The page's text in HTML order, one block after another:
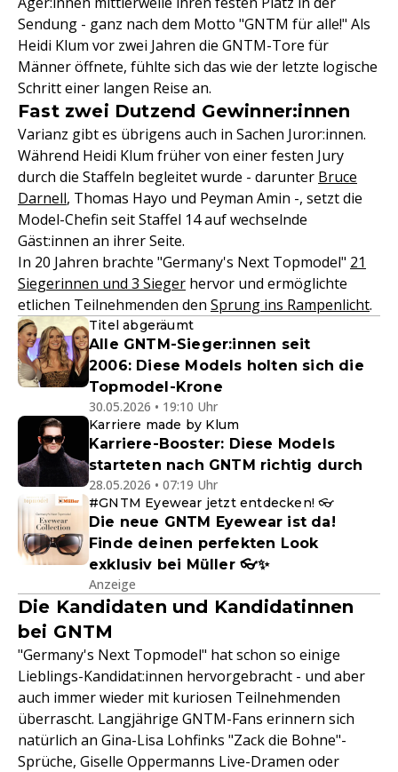
Sendung - ganz nach dem Motto "GNTM für alle!" Als
Heidi Klum vor zwei Jahren die GNTM-Tore für
Männer öffnete, fühlte sich das wie der letzte logische
Schritt einer langen Reise an.
Fast zwei Dutzend Gewinner:innen
Varianz gibt es übrigens auch in Sachen Juror:innen.
Während Heidi Klum früher von einer festen Jury
durch die Staffeln begleitet wurde - darunter Bruce
Darnell, Thomas Hayo und Peyman Amin -, setzt die
Model-Chefin seit Staffel 14 auf wechselnde
Gäst:innen an ihrer Seite.
In 20 Jahren brachte "Germany's Next Topmodel" 21
Siegerinnen und 3 Sieger hervor und ermöglichte
etlichen Teilnehmenden den Sprung ins Rampenlicht.
Titel abgeräumt
Alle GNTM-Sieger:innen seit
2006: Diese Models holten sich die
Topmodel-Krone
30.05.2026 • 19:10 Uhr
Karriere made by Klum
Karriere-Booster: Diese Models
starteten nach GNTM richtig durch
28.05.2026 • 07:19 Uhr
#GNTM Eyewear jetzt entdecken! 👓
Die neue GNTM Eyewear ist da!
Finde deinen perfekten Look
exklusiv bei Müller 👓✨
Anzeige
Die Kandidaten und Kandidatinnen
bei GNTM
"Germany's Next Topmodel" hat schon so einige
Lieblings-Kandidat:innen hervorgebracht - und aber
auch immer wieder mit kuriosen Teilnehmenden
überrascht. Langjährige GNTM-Fans erinnern sich
natürlich an Gina-Lisa Lohfinks "Zack die Bohne"-
Sprüche, Giselle Oppermanns Live-Dramen oder